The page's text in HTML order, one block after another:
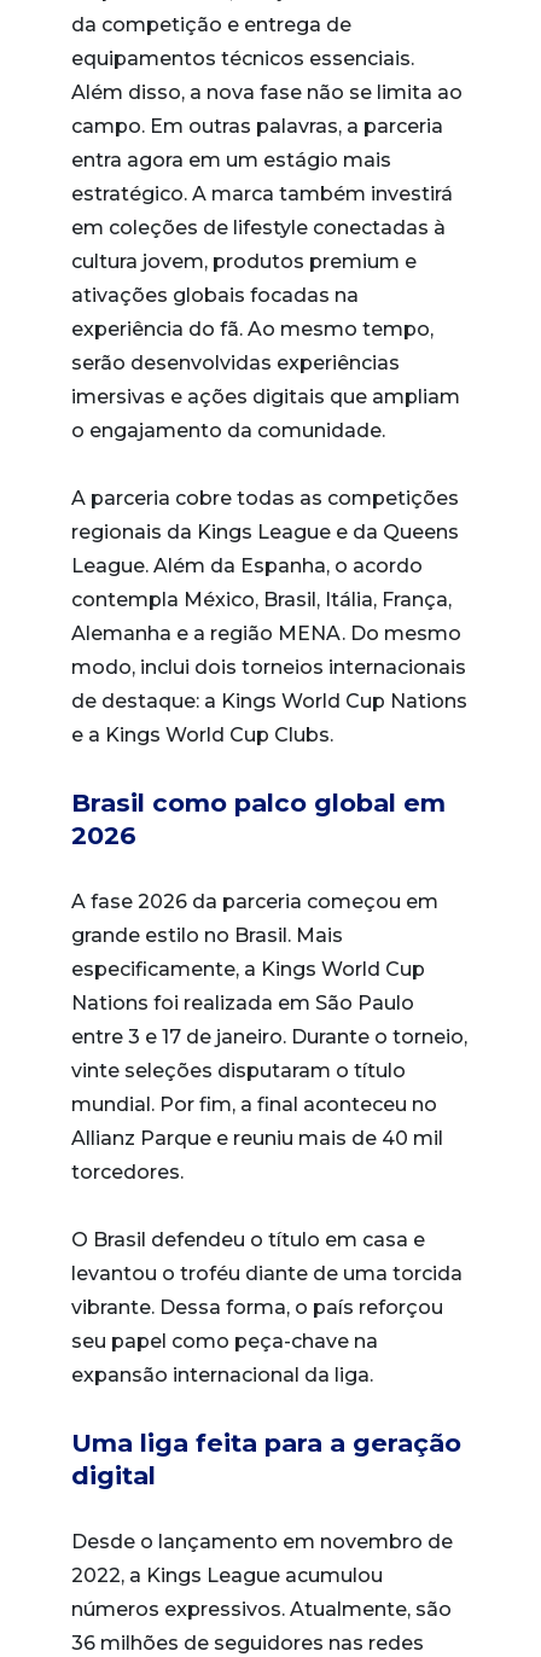
da competição e entrega de
equipamentos técnicos essenciais.
Além disso, a nova fase não se limita ao
campo. Em outras palavras, a parceria
entra agora em um estágio mais
estratégico. A marca também investirá
em coleções de lifestyle conectadas à
cultura jovem, produtos premium e
ativações globais focadas na
experiência do fã. Ao mesmo tempo,
serão desenvolvidas experiências
imersivas e ações digitais que ampliam
o engajamento da comunidade.
A parceria cobre todas as competições
regionais da Kings League e da Queens
League. Além da Espanha, o acordo
contempla México, Brasil, Itália, França,
Alemanha e a região MENA. Do mesmo
modo, inclui dois torneios internacionais
de destaque: a Kings World Cup Nations
e a Kings World Cup Clubs.
Brasil como palco global em
2026
A fase 2026 da parceria começou em
grande estilo no Brasil. Mais
especificamente, a Kings World Cup
Nations foi realizada em São Paulo
entre 3 e 17 de janeiro. Durante o torneio,
vinte seleções disputaram o título
mundial. Por fim, a final aconteceu no
Allianz Parque e reuniu mais de 40 mil
torcedores.
O Brasil defendeu o título em casa e
levantou o troféu diante de uma torcida
vibrante. Dessa forma, o país reforçou
seu papel como peça-chave na
expansão internacional da liga.
Uma liga feita para a geração
digital
Desde o lançamento em novembro de
2022, a Kings League acumulou
números expressivos. Atualmente, são
36 milhões de seguidores nas redes